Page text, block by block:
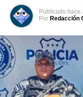
Publicado hace
Por Redacción